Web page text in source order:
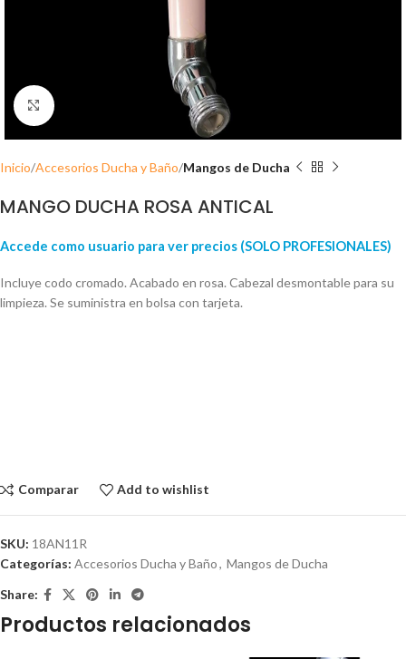
Click para ampliar
Inicio Accesorios Ducha y Baño Mangos de Ducha
MANGO DUCHA ROSA ANTICAL
Accede como usuario para ver precios (SOLO PROFESIONALES)
Incluye codo cromado. Acabado en rosa. Cabezal desmontable para su
limpieza. Se suministra en bolsa con tarjeta.
Comparar Add to wishlist
SKU: 18AN11R
Categorías: Accesorios Ducha y Baño, Mangos de Ducha
Share:
Productos relacionados